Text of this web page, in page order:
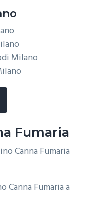
Milano
Fumaria
Canna Fumaria a